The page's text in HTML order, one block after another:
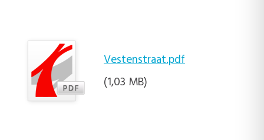
Vestenstraat.pdf
(1,03 MB)